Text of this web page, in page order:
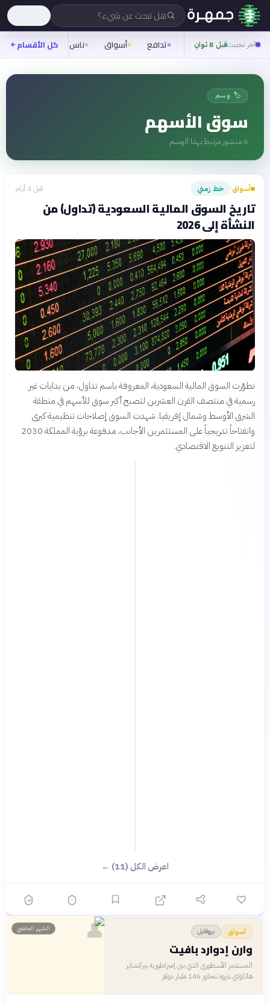
هل تبحث عن شيء؟
آخر تحديثقبل 8 ثوانِ تدافع أسواق ناس روح
كل الأقسام
🏷️ وسم
سوق الأسهم
6 منشور مرتبط بهذا الوسم
أسواق› خط زمني قبل 4 أيام
تاريخ السوق المالية السعودية (تداول) من
النشأة إلى 2026
تطوّرت السوق المالية السعودية، المعروفة باسم تداول، من بدايات غير
رسمية في منتصف القرن العشرين لتصبح أكبر سوق للأسهم في منطقة
الشرق الأوسط وشمال إفريقيا. شهدت السوق إصلاحات تنظيمية كبرى
وانفتاحاً تدريجياً على المستثمرين الأجانب، مدفوعة برؤية المملكة 2030
لتعزيز التنويع الاقتصادي.
اعرض الكل (11) ←
أسواق بروفايل
وارن إدوارد بافيت
المستثمر الأسطوري الذي بنى إمبراطورية بيركشاير
هاثاواي بثروة تتجاوز 146 مليار دولار
الشهر الماضي 👤